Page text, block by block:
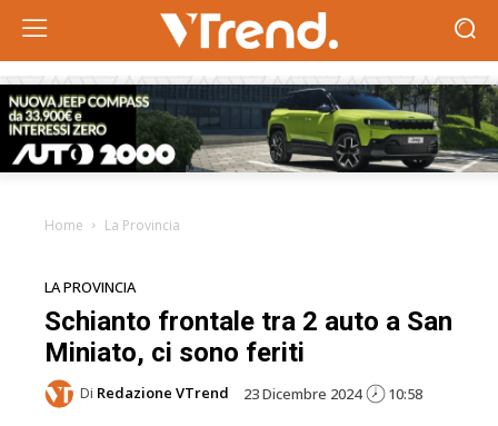
Home La Provincia
LA PROVINCIA
Schianto frontale tra 2 auto a San
Miniato, ci sono feriti
Di Redazione VTrend 23 Dicembre 2024 10:58